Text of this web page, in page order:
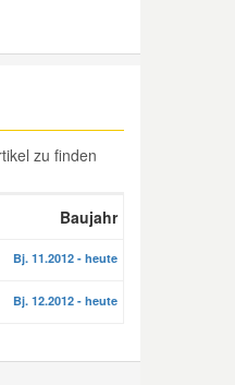
zu finden
Baujahr
Bj. 11.2012 - heute
Bj. 12.2012 - heute